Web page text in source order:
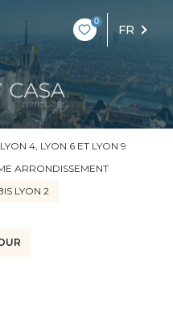
0
FR
4, LYON 6 ET LYON 9
ARRONDISSEMENT
LYON 2